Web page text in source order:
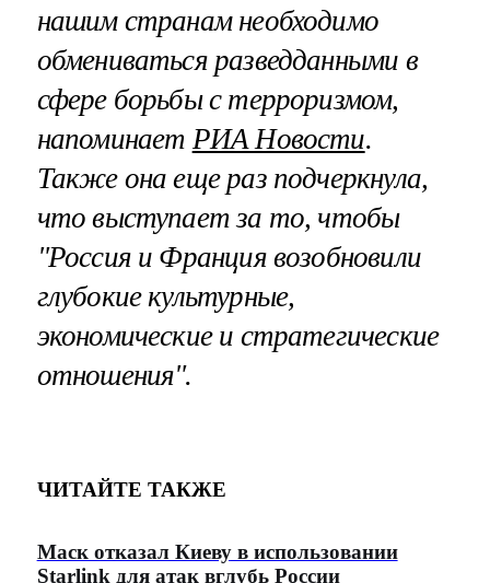
нашим странам необходимо
обмениваться разведданными в
сфере борьбы с терроризмом,
напоминает РИА Новости.
Также она еще раз подчеркнула,
что выступает за то, чтобы
"Россия и Франция возобновили
глубокие культурные,
экономические и стратегические
отношения".
ЧИТАЙТЕ ТАКЖЕ
Маск отказал Киеву в использовании
Starlink для атак вглубь России